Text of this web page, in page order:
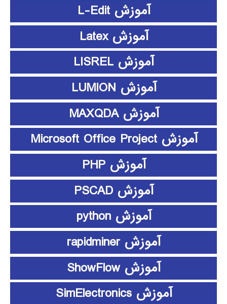
آموزش L-Edit
آموزش Latex
آموزش LISREL
آموزش LUMION
آموزش MAXQDA
آموزش Microsoft Office Project
آموزش PHP
آموزش PSCAD
آموزش python
آموزش rapidminer
آموزش ShowFlow
آموزش SimElectronics